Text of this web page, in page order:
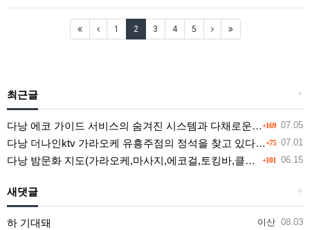
1 2 3 4 5
+
최근글
+169 07.05
다낭 에코 가이드 서비스의 숨겨진 시스템과 다채로운 인력 풀의 진실
+75 07.01
다낭 더나인ktv 가라오케 유흥주점의 정석을 찾고 있다면 여기
+101 06.15
다낭 밤문화 지도(가라오케,마사지,에코걸,토킹바,클럽) 유흥별 가격 및 후기공유
+
새댓글
이산 08.03
하 기대돼